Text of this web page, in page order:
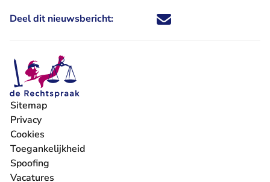
Deel dit nieuwsbericht: Deel dit nieuwsbericht via X -
Deel dit nieuwsbericht via
Deel dit nieuwsbericht
Deel dit
Sitemap
Privacy
Cookies
Toegankelijkheid
Spoofing
Vacatures